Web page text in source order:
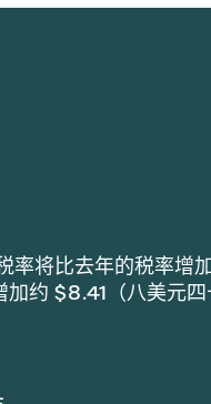
将比去年的税率增
约 $8.41（八美元